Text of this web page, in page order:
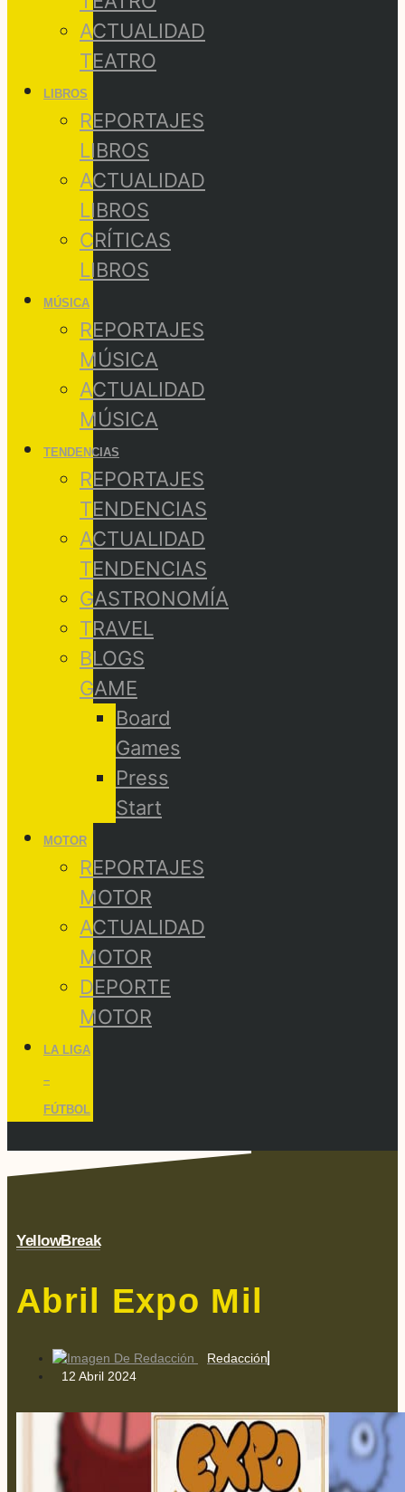
ACTUALIDAD
TEATRO
LIBROS
REPORTAJES
LIBROS
ACTUALIDAD
LIBROS
CRÍTICAS
LIBROS
MÚSICA
REPORTAJES
MÚSICA
ACTUALIDAD
MÚSICA
TENDENCIAS
REPORTAJES
TENDENCIAS
ACTUALIDAD
TENDENCIAS
GASTRONOMÍA
TRAVEL
BLOGS
GAME
Board
Games
Press
Start
MOTOR
REPORTAJES
MOTOR
ACTUALIDAD
MOTOR
DEPORTE
MOTOR
LA LIGA
–
FÚTBOL
YellowBreak
Abril Expo Mil
Redacción
12 Abril 2024